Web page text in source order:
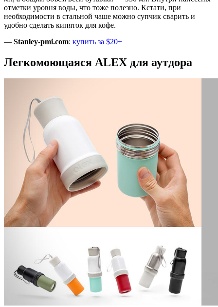
отметки уровня воды, что тоже полезно. Кстати, при
необходимости в стальной чаше можно супчик сварить и
удобно сделать кипяток для кофе.
— Stanley-pmi.com: купить за $20+
Легкомоющаяся ALEX для аутдора